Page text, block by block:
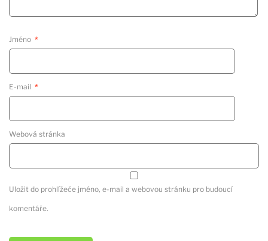
Jméno *
E-mail *
Webová stránka
Uložit do prohlížeče jméno, e-mail a webovou stránku pro budoucí
komentáře.